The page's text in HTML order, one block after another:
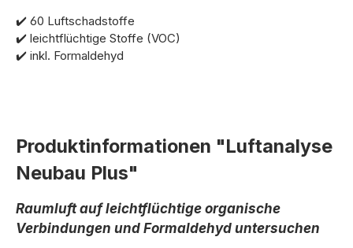
✔️ 60 Luftschadstoffe
✔️ leichtflüchtige Stoffe (VOC)
✔️ inkl. Formaldehyd
Produktinformationen "Luftanalyse
Neubau Plus"
Raumluft auf leichtflüchtige organische
Verbindungen und Formaldehyd untersuchen